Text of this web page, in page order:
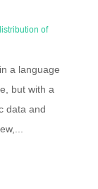
of
a language
but with a
data and